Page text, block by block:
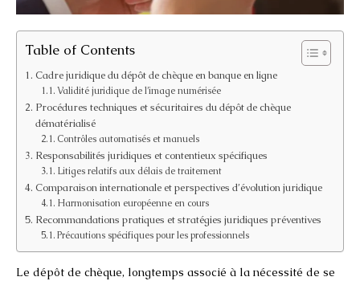
Table of Contents
Cadre juridique du dépôt de chèque en banque en ligne
Validité juridique de l’image numérisée
Procédures techniques et sécuritaires du dépôt de chèque
dématérialisé
Contrôles automatisés et manuels
Responsabilités juridiques et contentieux spécifiques
Litiges relatifs aux délais de traitement
Comparaison internationale et perspectives d’évolution juridique
Harmonisation européenne en cours
Recommandations pratiques et stratégies juridiques préventives
Précautions spécifiques pour les professionnels
Le dépôt de chèque, longtemps associé à la nécessité de se